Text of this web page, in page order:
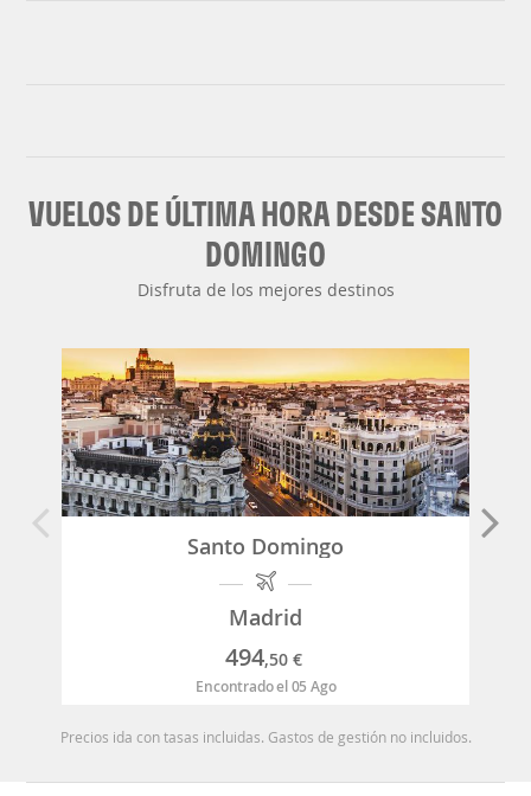
VUELOS DE ÚLTIMA HORA DESDE SANTO
DOMINGO
Disfruta de los mejores destinos
Santo Domingo
Madrid
494,50 €
Encontrado el 05 Ago
Precios ida con tasas incluidas. Gastos de gestión no incluidos.